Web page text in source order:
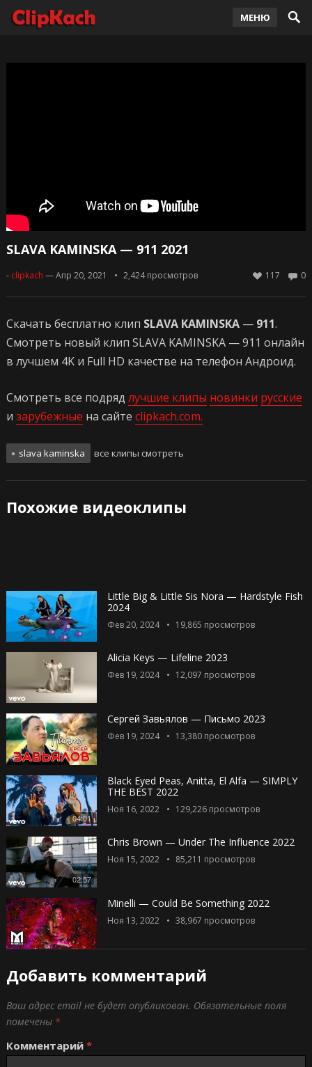
МЕНЮ
SLAVA KAMINSKA — 911 2021
- clipkach — Апр 20, 2021 2,424просмотров 0
117
Скачать бесплатно клип SLAVA KAMINSKA— 911.
Смотреть новый клип SLAVA KAMINSKA — 911 онлайн
в лучшем 4K и Full HD качестве на телефон Андроид.
Смотреть все подряд лучшие клипы новинки русские
и зарубежные на сайте clipkach.com.
slava kaminska все клипы смотреть
Похожие видеоклипы
Little Big & Little Sis Nora — Hardstyle Fish
2024
Фев 20, 2024 19,865 просмотров
Alicia Keys — Lifeline 2023
Фев 19, 2024 12,097 просмотров
Сергей Завьялов — Письмо 2023
Фев 19, 2024 13,380просмотров
04:01
Black Eyed Peas, Anitta, El Alfa — SIMPLY
THE BEST 2022
Ноя 16, 2022 129,226просмотров
02:57
Chris Brown — Under The Influence 2022
Ноя 15, 2022 85,211 просмотров
Minelli — Could Be Something 2022
Ноя 13, 2022 38,967 просмотров
Добавить комментарий
Ваш адрес email не будет опубликован. Обязательные поля
помечены *
Комментарий *